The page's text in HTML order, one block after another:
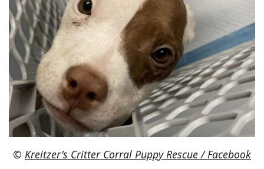
© Kreitzer's Critter Corral Puppy Rescue / Facebook